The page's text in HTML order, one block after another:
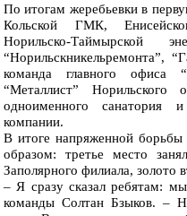
По итогам жеребьевки в
Кольской ГМК,
Норильско-Таймырской
“Норильскникельремонта”,
команда главного офиса
“Металлист” Норильского
одноименного санатория
компании.
В итоге напряженной
образом: третье место
Заполярного филиала, золото
– Я сразу сказал ребятам:
команды Солтан Бзыков. –